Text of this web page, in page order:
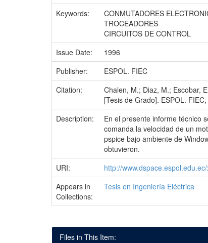
Keywords:
CONMUTADORES
TROCEADORES
CIRCUITOS DE CONTROL
Issue Date:
1996
Publisher:
ESPOL. FIEC
Citation:
Chalen, M.; Diaz, M.; Escobar,
[Tesis de Grado]. ESPOL.
Description:
En el presente informe técnico
comanda la velocidad de un
pspice bajo ambiente de
obtuvieron.
URI:
http://
Appears in
Collections:
Tesis en Ingeniería Eléctrica
Files in This Item: